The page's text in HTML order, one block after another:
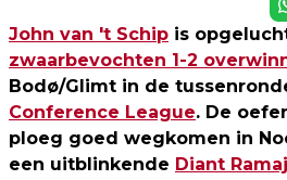
John van 't Schip is
zwaarbevochten 1-2
Bodø/Glimt in de
Conference League. De
ploeg goed wegkomen in
een uitblinkende Diant Ramaj